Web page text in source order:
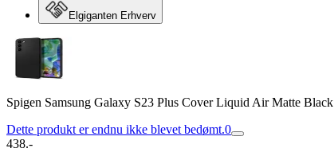
Elgiganten Erhverv
Spigen Samsung Galaxy S23 Plus Cover Liquid Air Matte Black
Dette produkt er endnu ikke blevet bedømt.0
438.-